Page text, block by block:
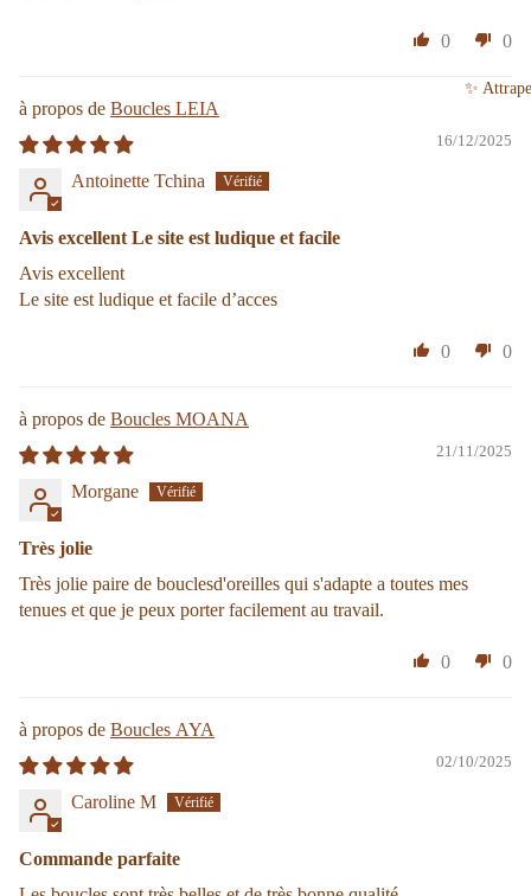
✨
0 0
Boucles LEIA
16/12/2025
Antoinette Tchina
Avis excellent Le site est ludique et facile
Avis excellent
Le site est ludique et facile d’acces
0 0
Boucles MOANA
21/11/2025
Morgane
Très jolie
Très jolie paire de bouclesd'oreilles qui s'adapte a toutes mes
tenues et que je peux porter facilement au travail.
0 0
Boucles AYA
02/10/2025
Caroline M
Commande parfaite